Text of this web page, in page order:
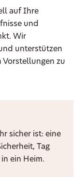
auf Ihre
und
Wir
unterstützen
Vorstellungen zu
sicher ist: eine
Tag
ein Heim.